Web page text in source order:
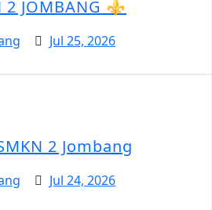
2 JOMBANG ⚜️
Jul 25, 2026
2 Jombang
Jul 24, 2026